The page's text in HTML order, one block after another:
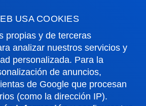
USA COOKIES
propias y de terceras
analizar nuestros servicios y
personalizada. Para la
de anuncios,
de Google que procesan
(como la dirección IP).